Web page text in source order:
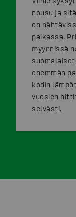
nousu ja
on
paikassa.
myynnissä
enemmän
kodin
vuosien
selvästi.